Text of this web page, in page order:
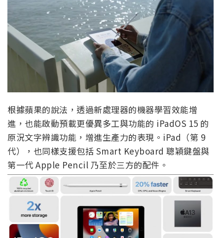
根據蘋果的說法，透過新處理器的機器學習效能增
進，也能啟動預載更優異多工與功能的 iPadOS 15 的
原況文字辨識功能，增進生產力的表現。iPad（第 9
代），也同樣支援包括 Smart Keyboard 聰穎鍵盤與
第一代 Apple Pencil 乃至於三方的配件。